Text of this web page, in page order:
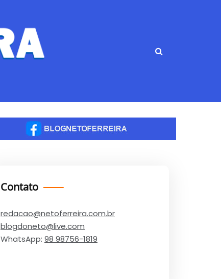
Contato
redacao@netoferreira.com.br
blogdoneto@live.com
WhatsApp: 98 98756-1819